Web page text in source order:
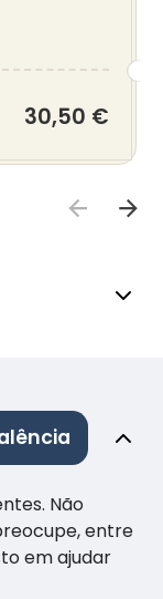
30,50 €
Não
entre
em ajudar